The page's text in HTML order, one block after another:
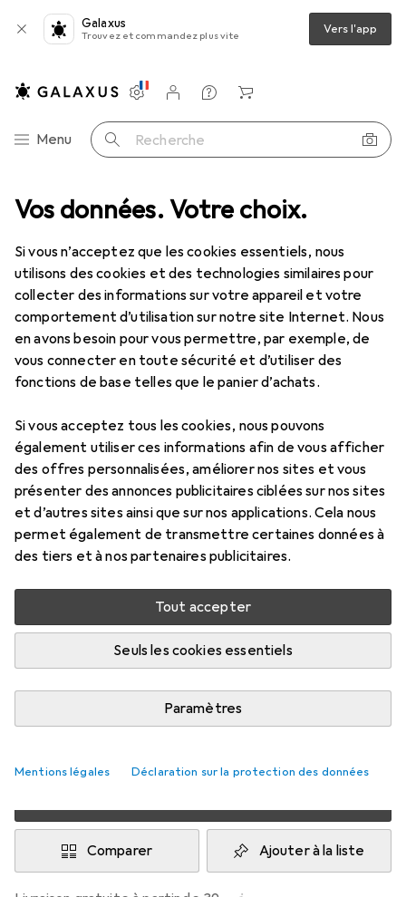
Vos données. Votre choix.
Si vous n’acceptez que les cookies essentiels, nous
utilisons des cookies et des technologies similaires pour
collecter des informations sur votre appareil et votre
comportement d’utilisation sur notre site Internet. Nous
en avons besoin pour vous permettre, par exemple, de
vous connecter en toute sécurité et d’utiliser des
fonctions de base telles que le panier d’achats.
Si vous acceptez tous les cookies, nous pouvons
également utiliser ces informations afin de vous afficher
des offres personnalisées, améliorer nos sites et vous
présenter des annonces publicitaires ciblées sur nos sites
et d’autres sites ainsi que sur nos applications. Cela nous
permet également de transmettre certaines données à
des tiers et à nos partenaires publicitaires.
Tout accepter
Seuls les cookies essentiels
Paramètres
Mentions légales Déclaration sur la protection des données
Galaxus
Trouvez et commandez plus vite Vers l'app
Navigation par catégorie
Menu Recherche
Paramètres
Compte client
Listes de comparaison
Listes d'envies
Panier
Chargeurs Câble USB StarTech USB3SEXT2MBK
REMISE QUANTITATIVE
StarTechUSB3SEXT2MBK
2 m, USB 3.2 Gen 1
Prix en EUR TVA incl.
EUR
12,42 économisezEUR
2,44
50
Évaluations Marque
Plus de produits StarTech
Livré entre jeu, 20/8 et sam, 22/8
Plus de 10 pièces en stock chez le fournisseur
M'informer si le produit est disponible plus tôt
par pièce
par pièce
3 pièces
EUR
11,85
par pièce
par pièce
Comparer Ajouter à la liste